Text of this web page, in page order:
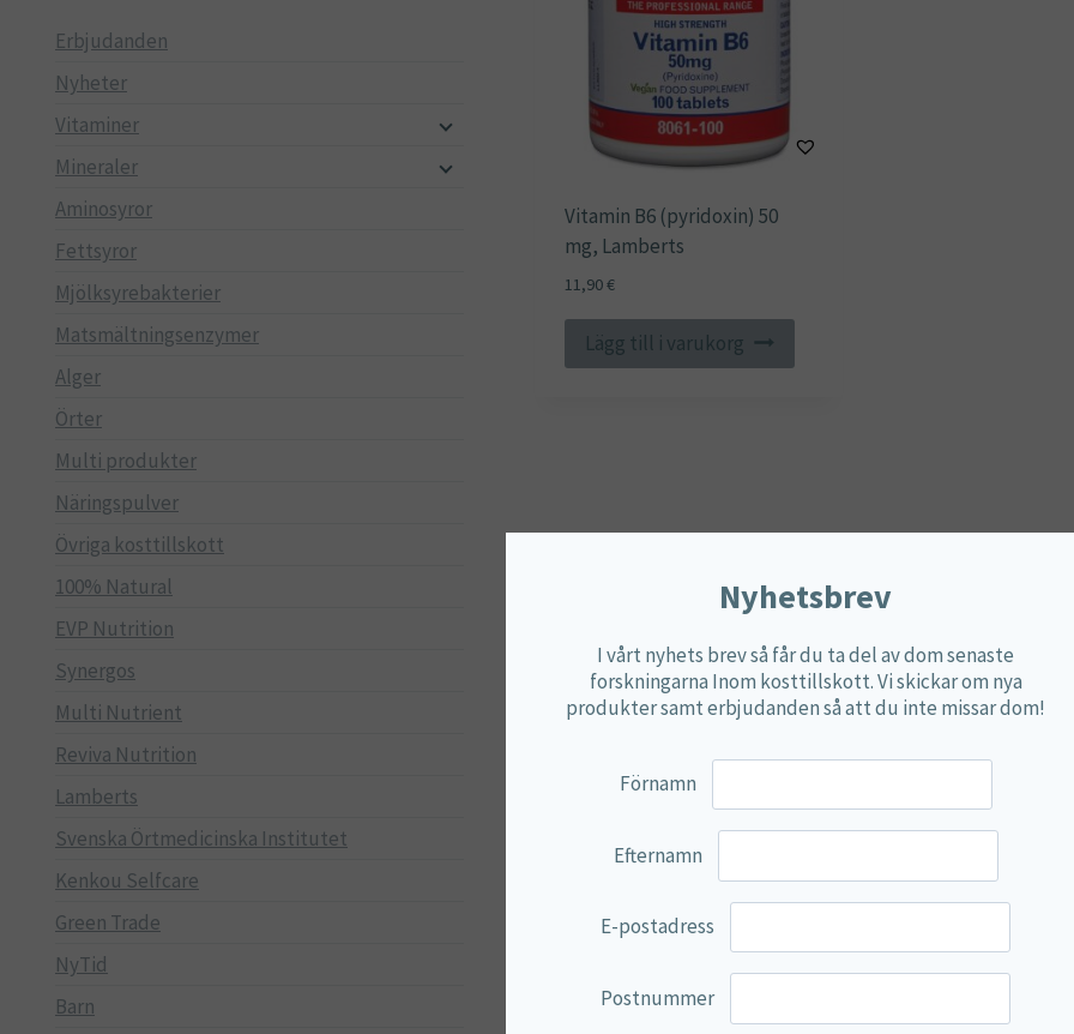
Vitamin B6 (pyridoxin) 50
mg, Lamberts
11,90€
Lägg till i varukorg
Erbjudanden
Nyheter
Vitaminer
Mineraler
Aminosyror
Fettsyror
Mjölksyrebakterier
Matsmältningsenzymer
Alger
Örter
Multi produkter
Näringspulver
Övriga kosttillskott
100% Natural
EVP Nutrition
Synergos
Multi Nutrient
Reviva Nutrition
Lamberts
Svenska Örtmedicinska Institutet
Kenkou Selfcare
Green Trade
NyTid
Barn
Nyhetsbrev
I vårt nyhets brev så får du ta del av dom senaste
forskningarna Inom kosttillskott. Vi skickar om nya
produkter samt erbjudanden så att du inte missar dom!
Förnamn
Efternamn
E-postadress
Postnummer